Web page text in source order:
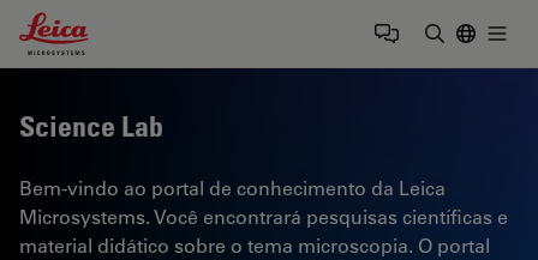
Leica Microsystems Logo
Science Lab
Bem-vindo ao portal de conhecimento da Leica
Microsystems. Você encontrará pesquisas científicas e
material didático sobre o tema microscopia. O portal